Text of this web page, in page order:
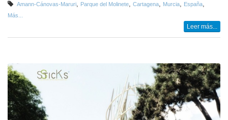
Amann-Cánovas-Maruri Parque del Molinete Cartagena Murcia España
Más...
Leer más...